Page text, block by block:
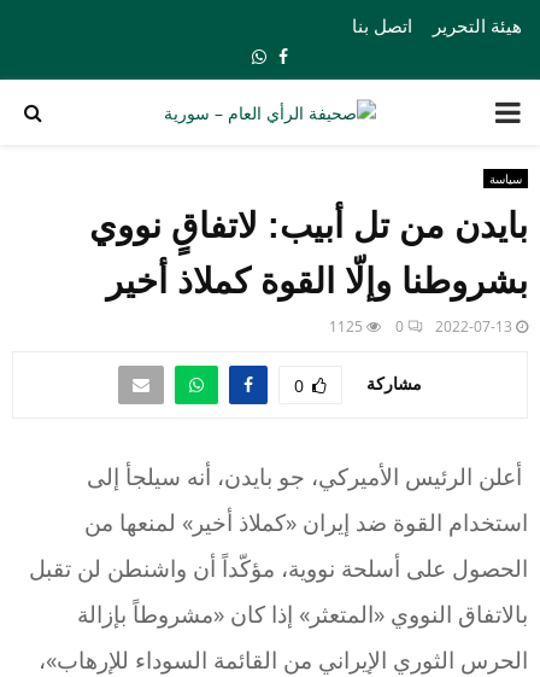
هيئة التحرير اتصل بنا
Facebook
Whatsapp
PRIMARY
MENU
سياسة
بايدن من تل أبيب: لاتفاقٍ نووي
بشروطنا وإلّا القوة كملاذ أخير
2022-07-13
0
1125
مشاركة 0
أعلن الرئيس الأميركي، جو بايدن، أنه سيلجأ إلى
استخدام القوة ضد إيران «كملاذ أخير» لمنعها من
الحصول على أسلحة نووية، مؤكّداً أن واشنطن لن تقبل
بالاتفاق النووي «المتعثر» إذا كان «مشروطاً بإزالة
الحرس الثوري الإيراني من القائمة السوداء للإرهاب»،